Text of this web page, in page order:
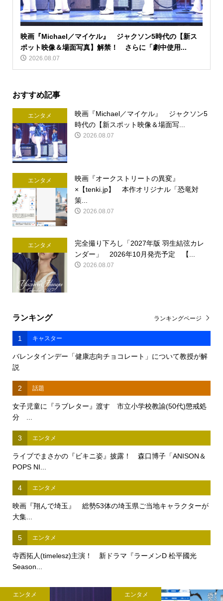
映画『Michael／マイケル』 ジャクソン5時代の【新ス
ポット映像＆場面写真】解禁！ さらに「劇中使用...
2026.08.07
おすすめ記事
エンタメ
映画『Michael／マイケル』 ジャクソン5
時代の【新スポット映像＆場面写...
2026.08.07
エンタメ
映画『オークストリートの異変』
×【tenki.jp】 本作オリジナル「恐竜対
策...
2026.08.07
エンタメ
完全撮り下ろし「2027年版 羽生結弦カレ
ンダー」 2026年10月発売予定 【...
2026.08.07
ランキング
1 キャスター
バレンタインデー「健康志向チョコレート」について教授が解
説
2 話題
女子児童に『ラブレター』渡す 市立小学校教諭(50代)懲戒処
分 ...
3 エンタメ
ライブでまさかの『ビキニ姿』披露！ 森口博子「ANISON＆
POPS NI...
4 エンタメ
映画『翔んで埼玉』 総勢53体の埼玉県ご当地キャラクターが
大集...
5 エンタメ
寺西拓人(timelesz)主演！ 新ドラマ『ラーメンD 松平國光
Season...
ランキングページ
エンタメ エンタメ